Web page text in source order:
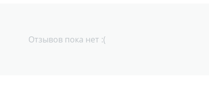
Отзывов пока нет :(